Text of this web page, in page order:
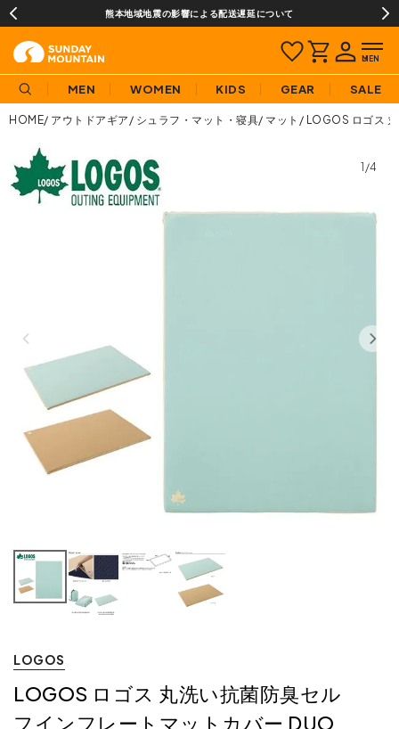
熊本地域地震の影響による配送遅延について
MEN WOMEN KIDS GEAR SALE
HOME アウトドアギア シュラフ・マット・寝具 マット LOGOS ロゴス
1/4
LOGOS
LOGOS ロゴス 丸洗い抗菌防臭セル
フインフレートマットカバー DUO